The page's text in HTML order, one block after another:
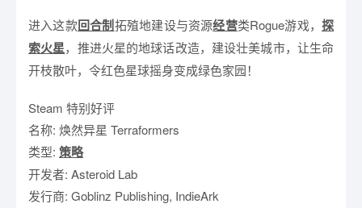
进入这款回合制拓殖地建设与资源经营类Rogue游戏，探
索火星，推进火星的地球话改造，建设壮美城市，让生命
开枝散叶，令红色星球摇身变成绿色家园！
Steam 特别好评
名称: 焕然异星 Terraformers
类型: 策略
开发者: Asteroid Lab
发行商: Goblinz Publishing, IndieArk